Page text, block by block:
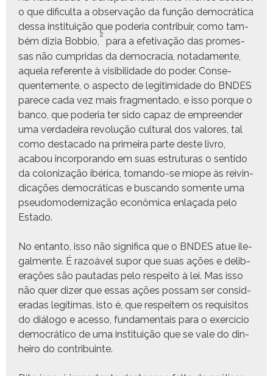
o que difi­cul­ta a obser­vação da função democráti­ca
dessa insti­tu­ição que pode­ria con­tribuir, como tam­
bém dizia Bob­bio,
2
para a efe­ti­vação das promes­
sas não cumpri­das da democ­ra­cia, notada­mente,
aque­la ref­er­ente à vis­i­bil­i­dade do poder. Con­se­
quente­mente, o aspec­to de legit­im­i­dade do BNDES
parece cada vez mais frag­men­ta­do, e isso porque o
ban­co, que pode­ria ter sido capaz de empreen­der
uma ver­dadeira rev­olução cul­tur­al dos val­ores, tal
como desta­ca­do na primeira parte deste livro,
acabou incor­po­ran­do em suas estru­turas o sen­ti­do
da col­o­niza­ção ibéri­ca, tor­nan­do-se míope às reivin­
di­cações democráti­cas e bus­can­do somente uma
pseudo­mod­ern­iza­ção econômi­ca enlaça­da pelo
Estado.
No entan­to, isso não sig­nifi­ca que o BNDES atue ile­
gal­mente. É razoáv­el supor que suas ações e delib­
er­ações são pau­tadas pelo respeito à lei. Mas isso
não quer diz­er que essas ações pos­sam ser con­sid­
er­adas legí­ti­mas, isto é, que respeit­em os req­ui­si­tos
do diál­o­go e aces­so, fun­da­men­tais para o exer­cí­cio
democráti­co de uma insti­tu­ição que se vale do din­
heiro do contribuinte.